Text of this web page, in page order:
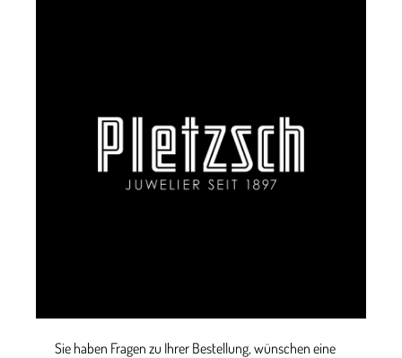
Sie haben Fragen zu Ihrer Bestellung, wünschen eine